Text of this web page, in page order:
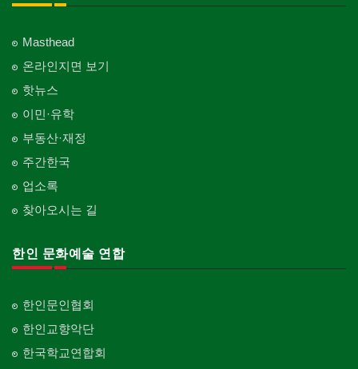
Masthead
온라인지면 보기
핫뉴스
이민·유학
부동산·재정
주간한국
업소록
찾아오시는 길
한인 문화예술 연합
한인문인협회
한인교향악단
한국학교연합회